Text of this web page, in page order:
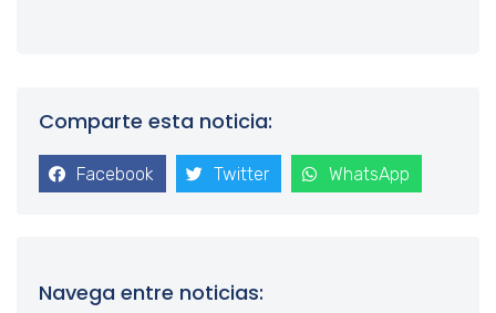
Comparte esta noticia:
Facebook Twitter WhatsApp
Navega entre noticias: